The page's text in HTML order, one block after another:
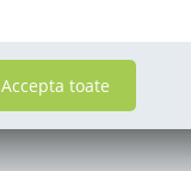
Accepta toate